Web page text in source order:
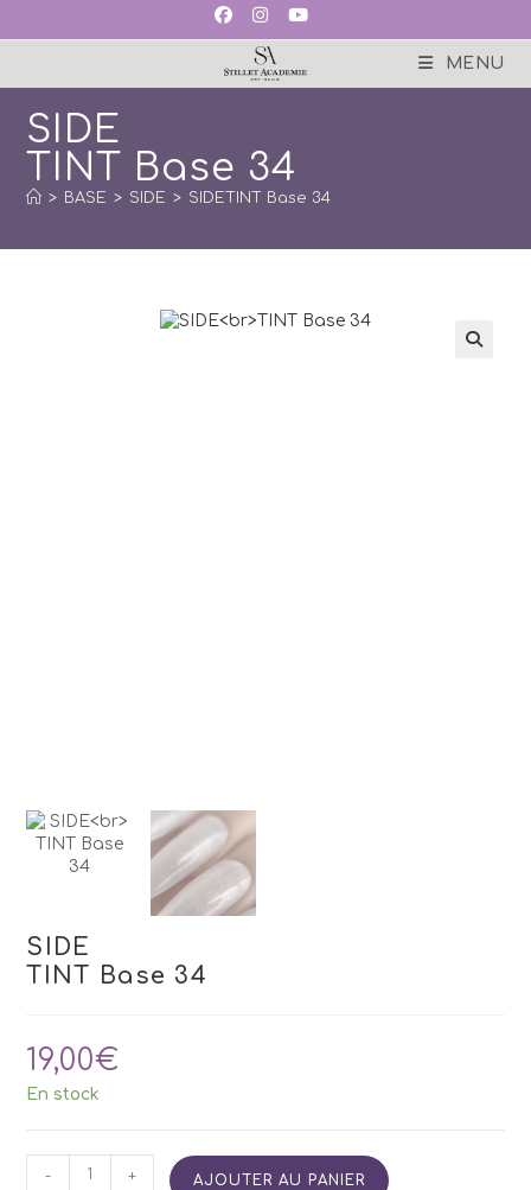
MENU
SIDE
TINT Base 34
> BASE > SIDE > SIDETINT Base 34
SIDE
TINT Base 34
19,00€
En stock
quantité
- + AJOUTER AU PANIER